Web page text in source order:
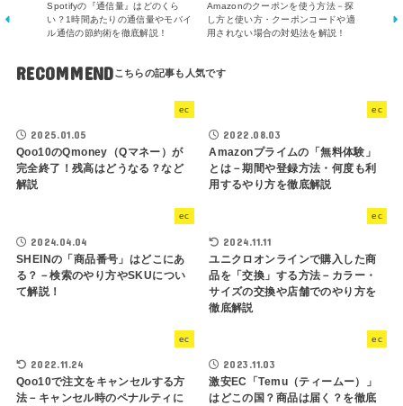
Spotifyの『通信量』はどのくら
い？1時間あたりの通信量やモバイ
ル通信の節約術を徹底解説！
Amazonのクーポンを使う方法－探
し方と使い方・クーポンコードや適
用されない場合の対処法を解説！
RECOMMEND
ec
2025.01.05
Qoo10のQmoney（Qマネー）が
完全終了！残高はどうなる？など
解説
ec
2022.08.03
Amazonプライムの「無料体験」
とは－期間や登録方法・何度も利
用するやり方を徹底解説
ec
2024.04.04
SHEINの「商品番号」はどこにあ
る？－検索のやり方やSKUについ
て解説！
ec
2024.11.11
ユニクロオンラインで購入した商
品を「交換」する方法－カラー・
サイズの交換や店舗でのやり方を
徹底解説
ec
2022.11.24
Qoo10で注文をキャンセルする方
法－キャンセル時のペナルティに
ec
2023.11.03
激安EC「Temu（ティームー）」
はどこの国？商品は届く？を徹底